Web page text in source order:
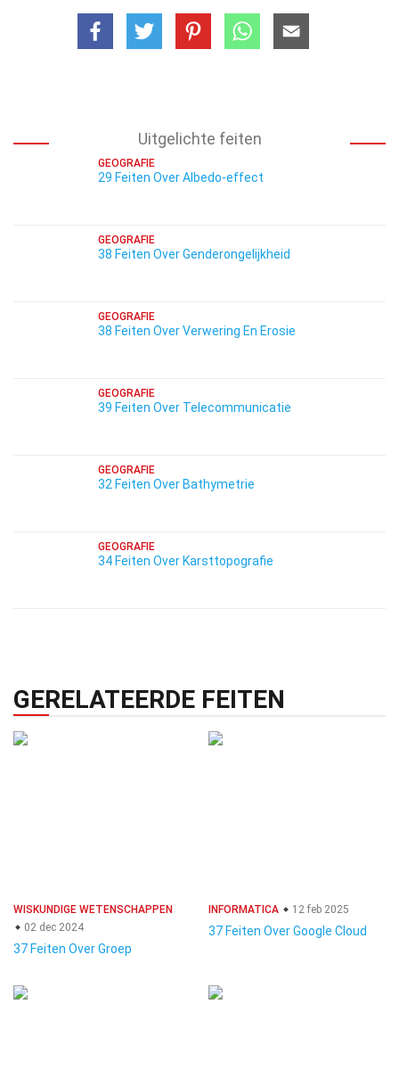
Uitgelichte feiten
GEOGRAFIE
29 Feiten Over Albedo-effect
GEOGRAFIE
38 Feiten Over Genderongelijkheid
GEOGRAFIE
38 Feiten Over Verwering En Erosie
GEOGRAFIE
39 Feiten Over Telecommunicatie
GEOGRAFIE
32 Feiten Over Bathymetrie
GEOGRAFIE
34 Feiten Over Karsttopografie
GERELATEERDE FEITEN
WISKUNDIGE WETENSCHAPPEN
02 dec 2024
37 Feiten Over Groep
INFORMATICA 12 feb 2025
37 Feiten Over Google Cloud